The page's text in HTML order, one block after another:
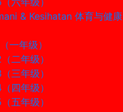
& Kesihatan 体育与健康
一年级）
二年级）
三年级）
四年级）
五年级）